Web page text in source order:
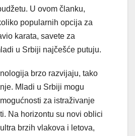
U ovom članku,
popularnih opcija za
karata, savete za
u Srbiji najčešće putuju.
brzo razvijaju, tako
Mladi u Srbiji mogu
za istraživanje
Na horizontu su novi oblici
brzih vlakova i letova,